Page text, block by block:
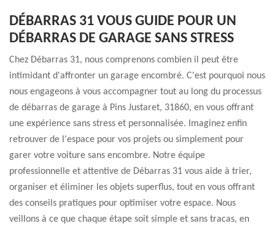
DÉBARRAS 31 VOUS GUIDE POUR UN
DÉBARRAS DE GARAGE SANS STRESS
Chez Débarras 31, nous comprenons combien il peut être
intimidant d'affronter un garage encombré. C'est pourquoi nous
nous engageons à vous accompagner tout au long du processus
de débarras de garage à Pins Justaret, 31860, en vous offrant
une expérience sans stress et personnalisée. Imaginez enfin
retrouver de l'espace pour vos projets ou simplement pour
garer votre voiture sans encombre. Notre équipe
professionnelle et attentive de Débarras 31 vous aide à trier,
organiser et éliminer les objets superflus, tout en vous offrant
des conseils pratiques pour optimiser votre espace. Nous
veillons à ce que chaque étape soit simple et sans tracas, en